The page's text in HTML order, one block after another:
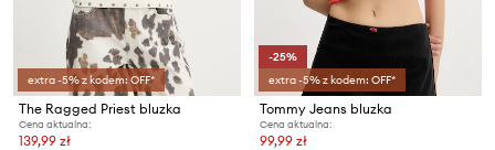
extra -5% z kodem: OFF*
The Ragged Priest bluzka
Cena aktualna:
139,99 zł
-25%
extra -5% z kodem: OFF*
Tommy Jeans bluzka
Cena aktualna:
99,99 zł